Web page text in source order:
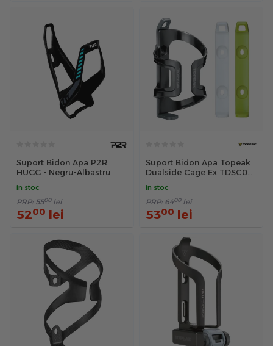
Suport Bidon Apa P2R
HUGG - Negru-Albastru
in stoc
PRP: 5500 lei
5200 lei
Suport Bidon Apa Topeak
Dualside Cage Ex TDSC02-
in stoc
PRP: 6400 lei
5300 lei